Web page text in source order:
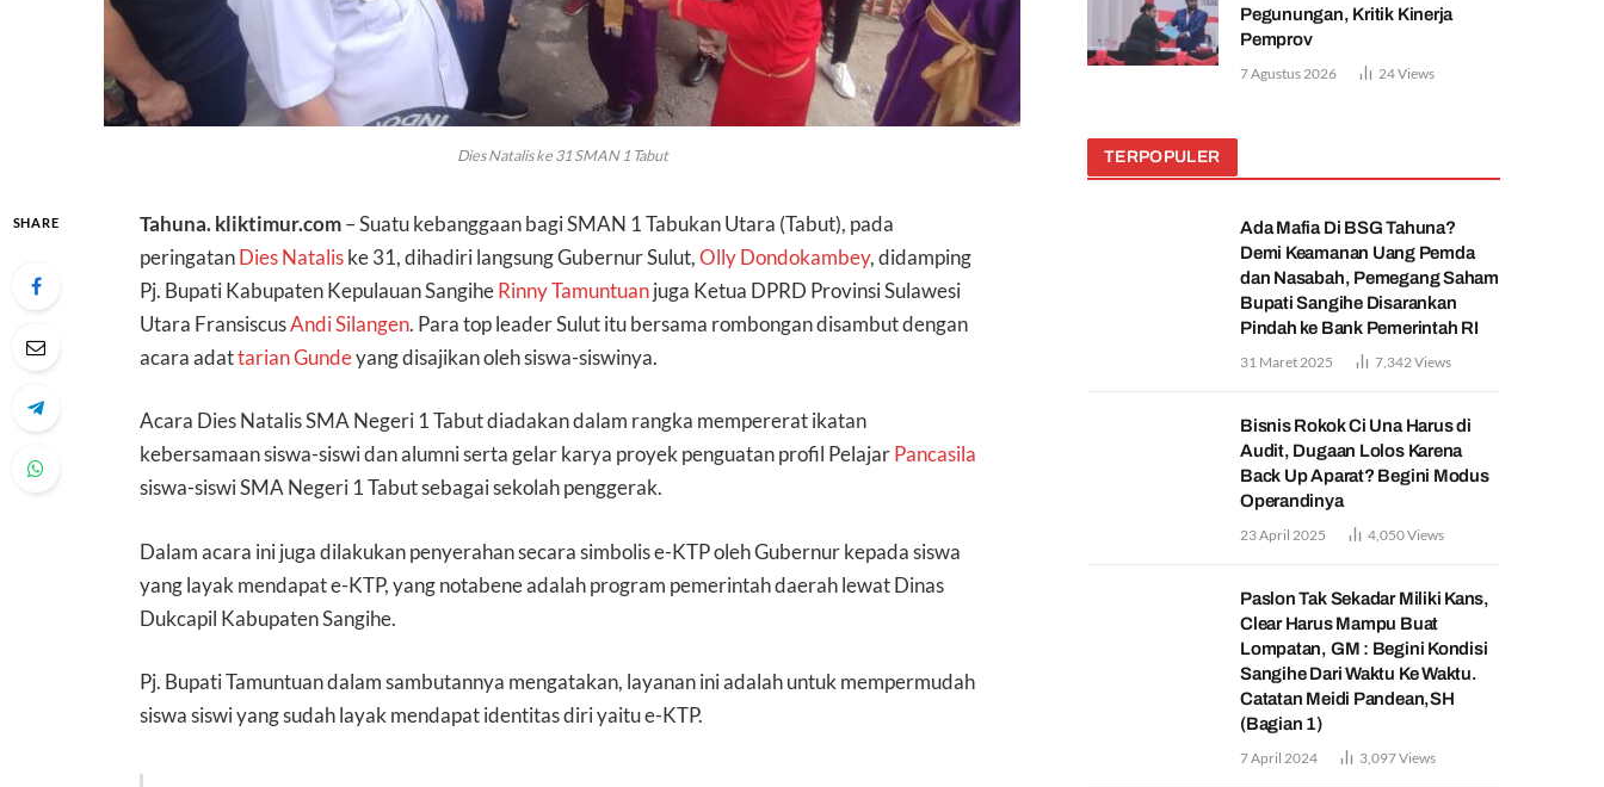
Dies Natalis ke 31 SMAN 1 Tabut
SHARE Tahuna. kliktimur.com – Suatu kebanggaan bagi SMAN 1 Tabukan Utara (Tabut), pada
peringatan Dies Natalis ke 31, dihadiri langsung Gubernur Sulut,Olly Dondokambey, didamping
Pj. Bupati Kabupaten Kepulauan Sangihe Rinny Tamuntuan juga Ketua DPRD Provinsi Sulawesi
Utara FransiscusAndi Silangen. Para top leader Sulut itu bersama rombongan disambut dengan
acara adattarian Gundeyang disajikan oleh siswa-siswinya.
Acara Dies Natalis SMA Negeri 1 Tabut diadakan dalam rangka mempererat ikatan
kebersamaan siswa-siswi dan alumni serta gelar karya proyek penguatan profil Pelajar Pancasila
siswa-siswi SMA Negeri 1 Tabut sebagai sekolah penggerak.
Dalam acara ini juga dilakukan penyerahan secara simbolis e-KTP oleh Gubernur kepada siswa
yang layak mendapat e-KTP, yang notabene adalah program pemerintah daerah lewat Dinas
Dukcapil Kabupaten Sangihe.
Pj. Bupati Tamuntuan dalam sambutannya mengatakan, layanan ini adalah untuk mempermudah
siswa siswi yang sudah layak mendapat identitas diri yaitu e-KTP.
Pegunungan, Kritik Kinerja
Pemprov
7 Agustus 2026 24Views
TERPOPULER
Ada Mafia Di BSG Tahuna?
Demi Keamanan Uang Pemda
dan Nasabah, Pemegang Saham
Bupati Sangihe Disarankan
Pindah ke Bank Pemerintah RI
31 Maret 2025 7,342 Views
Bisnis Rokok Ci Una Harus di
Audit, Dugaan Lolos Karena
Back Up Aparat? Begini Modus
Operandinya
23 April 2025 4,050Views
Paslon Tak Sekadar Miliki Kans,
Clear Harus Mampu Buat
Lompatan, GM : Begini Kondisi
Sangihe Dari Waktu Ke Waktu.
Catatan Meidi Pandean,SH
(Bagian 1)
7 April 2024 3,097Views